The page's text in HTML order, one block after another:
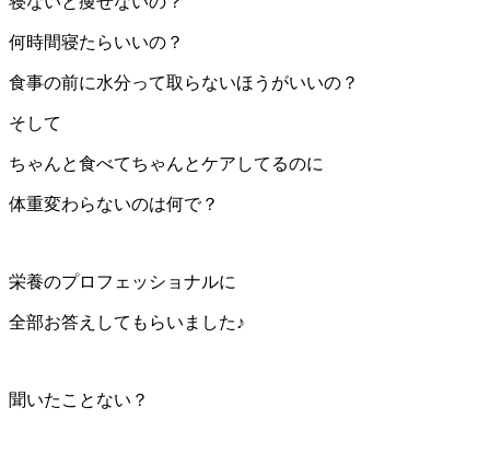
何時間寝たらいいの？
食事の前に水分って取らないほうがいいの？
そして
ちゃんと食べてちゃんとケアしてるのに
体重変わらないのは何で？
栄養のプロフェッショナルに
全部お答えしてもらいました♪
聞いたことない？